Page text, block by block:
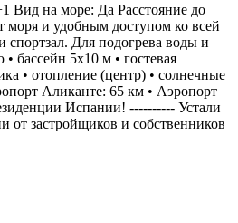
Вид на море: Да Расстояние до
и удобным доступом ко всей
спортзал. Для подогрева воды и
бассейн 5х10 м • гостевая
• отопление (центр) • солнечные
Аликанте: 65 км • Аэропорт
Испании! ---------- Устали
застройщиков и собственников